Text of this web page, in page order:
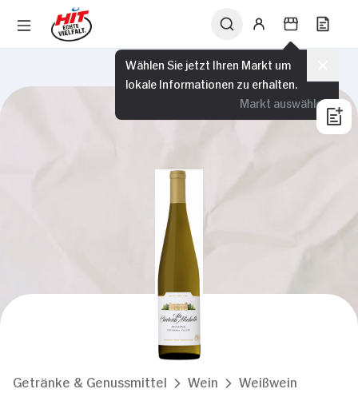
Wählen Sie jetzt Ihren Markt um
lokale Informationen zu erhalten.
Markt auswählen
Getränke & Genussmittel Wein Weißwein